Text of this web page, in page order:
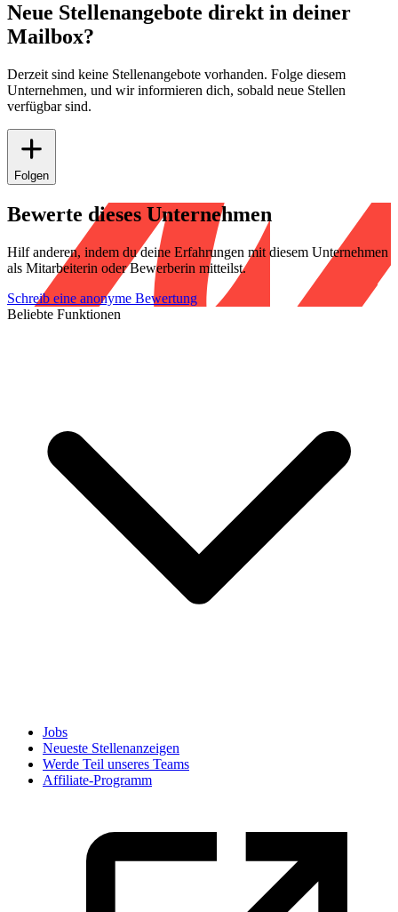
Neue Stellenangebote direkt in deiner
Mailbox?
Derzeit sind keine Stellenangebote vorhanden. Folge diesem
Unternehmen, und wir informieren dich, sobald neue Stellen
verfügbar sind.
Folgen
Bewerte dieses Unternehmen
Hilf anderen, indem du deine Erfahrungen mit diesem Unternehmen
als Mitarbeiterin oder Bewerberin mitteilst.
Schreib eine anonyme Bewertung
Beliebte Funktionen
Jobs
Neueste Stellenanzeigen
Werde Teil unseres Teams
Affiliate-Programm